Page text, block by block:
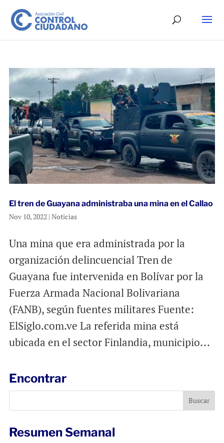
El tren de Guayana administraba una mina en el Callao
Nov 10, 2022| Noticias
Una mina que era administrada por la
organización delincuencial Tren de
Guayana fue intervenida en Bolívar por la
Fuerza Armada Nacional Bolivariana
(FANB), según fuentes militares Fuente:
ElSiglo.com.ve La referida mina está
ubicada en el sector Finlandia, municipio...
Encontrar
Resumen Semanal